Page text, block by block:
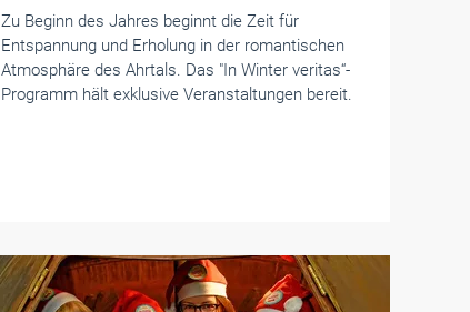
Zu Beginn des Jahres beginnt die Zeit für
Entspannung und Erholung in der romantischen
Atmosphäre des Ahrtals. Das "In Winter veritas“-
Programm hält exklusive Veranstaltungen bereit.